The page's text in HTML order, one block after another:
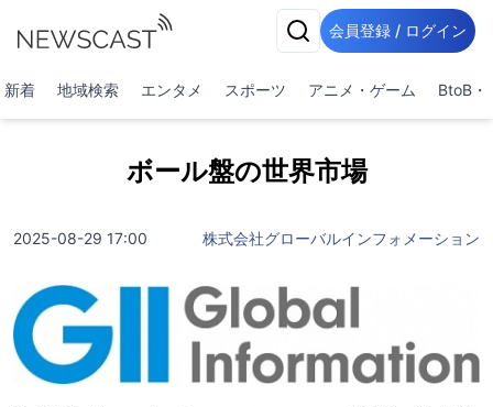
会員登録 / ログイン
新着 地域検索 エンタメ スポーツ アニメ・ゲーム BtoB・
ボール盤の世界市場
2025-08-29 17:00 株式会社グローバルインフォメーション